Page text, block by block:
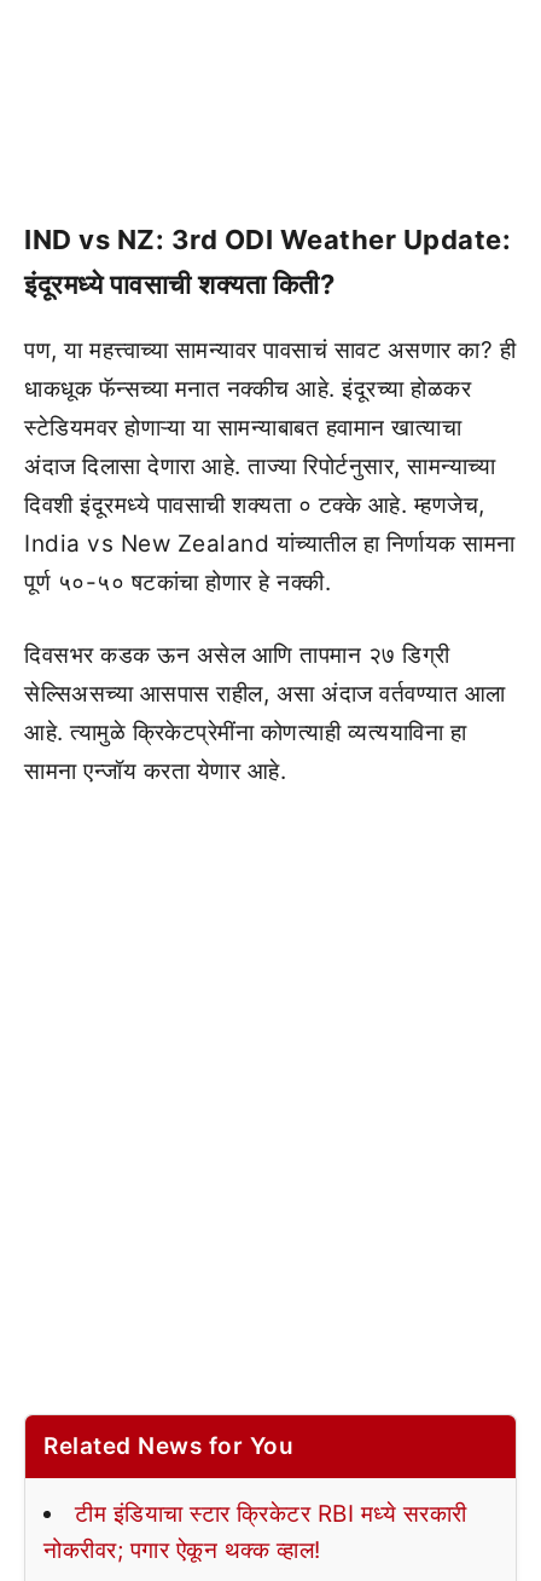
IND vs NZ: 3rd ODI Weather Update:
इंदूरमध्ये पावसाची शक्यता किती?
पण, या महत्त्वाच्या सामन्यावर पावसाचं सावट असणार का? ही
धाकधूक फॅन्सच्या मनात नक्कीच आहे. इंदूरच्या होळकर
स्टेडियमवर होणाऱ्या या सामन्याबाबत हवामान खात्याचा
अंदाज दिलासा देणारा आहे. ताज्या रिपोर्टनुसार, सामन्याच्या
दिवशी इंदूरमध्ये पावसाची शक्यता ० टक्के आहे. म्हणजेच,
India vs New Zealand यांच्यातील हा निर्णायक सामना
पूर्ण ५०-५० षटकांचा होणार हे नक्की.
दिवसभर कडक ऊन असेल आणि तापमान २७ डिग्री
सेल्सिअसच्या आसपास राहील, असा अंदाज वर्तवण्यात आला
आहे. त्यामुळे क्रिकेटप्रेमींना कोणत्याही व्यत्ययाविना हा
सामना एन्जॉय करता येणार आहे.
Related News for You
टीम इंडियाचा स्टार क्रिकेटर RBI मध्ये सरकारी
नोकरीवर; पगार ऐकून थक्क व्हाल!